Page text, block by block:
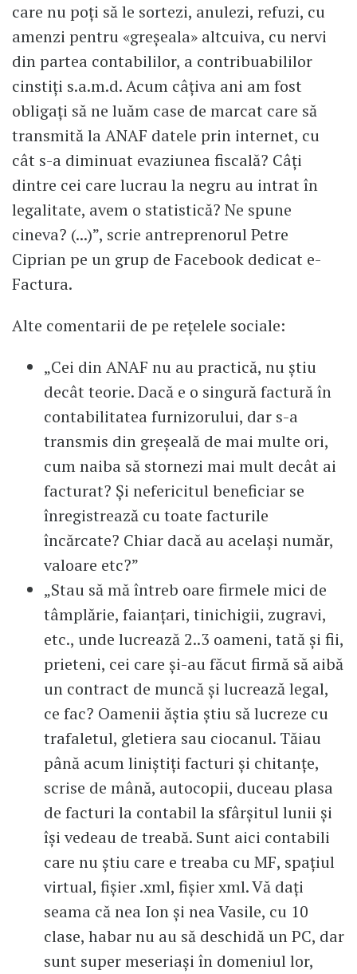
care nu poți să le sortezi, anulezi, refuzi, cu
amenzi pentru «greșeala» altcuiva, cu nervi
din partea contabililor, a contribuabililor
cinstiți s.a.m.d. Acum câțiva ani am fost
obligați să ne luăm case de marcat care să
transmită la ANAF datele prin internet, cu
cât s-a diminuat evaziunea fiscală? Câți
dintre cei care lucrau la negru au intrat în
legalitate, avem o statistică? Ne spune
cineva? (...)”, scrie antreprenorul Petre
Ciprian pe un grup de Facebook dedicat e-
Factura.
Alte comentarii de pe rețelele sociale:
„Cei din ANAF nu au practică, nu știu
decât teorie. Dacă e o singură factură în
contabilitatea furnizorului, dar s-a
transmis din greșeală de mai multe ori,
cum naiba să stornezi mai mult decât ai
facturat? Și nefericitul beneficiar se
înregistrează cu toate facturile
încărcate? Chiar dacă au același număr,
valoare etc?”
„Stau să mă întreb oare firmele mici de
tâmplărie, faianțari, tinichigii, zugravi,
etc., unde lucrează 2..3 oameni, tată și fii,
prieteni, cei care și-au făcut firmă să aibă
un contract de muncă și lucrează legal,
ce fac? Oamenii ăștia știu să lucreze cu
trafaletul, gletiera sau ciocanul. Tăiau
până acum liniștiți facturi și chitanțe,
scrise de mână, autocopii, duceau plasa
de facturi la contabil la sfârșitul lunii și
își vedeau de treabă. Sunt aici contabili
care nu știu care e treaba cu MF, spațiul
virtual, fișier .xml, fișier xml. Vă dați
seama că nea Ion și nea Vasile, cu 10
clase, habar nu au să deschidă un PC, dar
sunt super meseriași în domeniul lor,